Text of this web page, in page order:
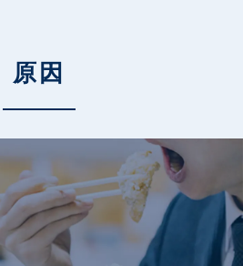
原因